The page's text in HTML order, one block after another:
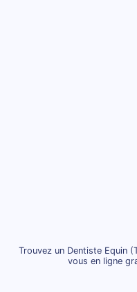
Trouvez un Dentiste Equin
vous en ligne